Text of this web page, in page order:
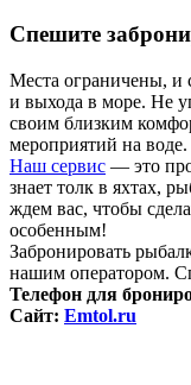
Спешите
Места ограничены, и
и выхода в море. Не
своим близким
мероприятий на воде.
Наш сервис — это
знает толк в яхтах,
ждем вас, чтобы
особенным!
Забронировать
нашим оператором.
Телефон для
Сайт: Emtol.ru